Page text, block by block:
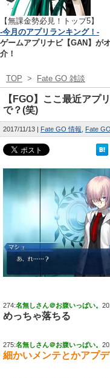
【無課金勢必見！トップ5】
-今月のアプリランキング！-
ゲームアプリナビ【GAN】が
介！
TOP > Fate GO 雑談
【FGO】ここ最近アプ
で？(笑)
2017/11/13 Fate GO 情報 Fate
274:名無しさん＠お腹いっぱい。
めっちゃ落ちる
275:名無しさん＠お腹いっぱい。
細かいメンテとかアプ